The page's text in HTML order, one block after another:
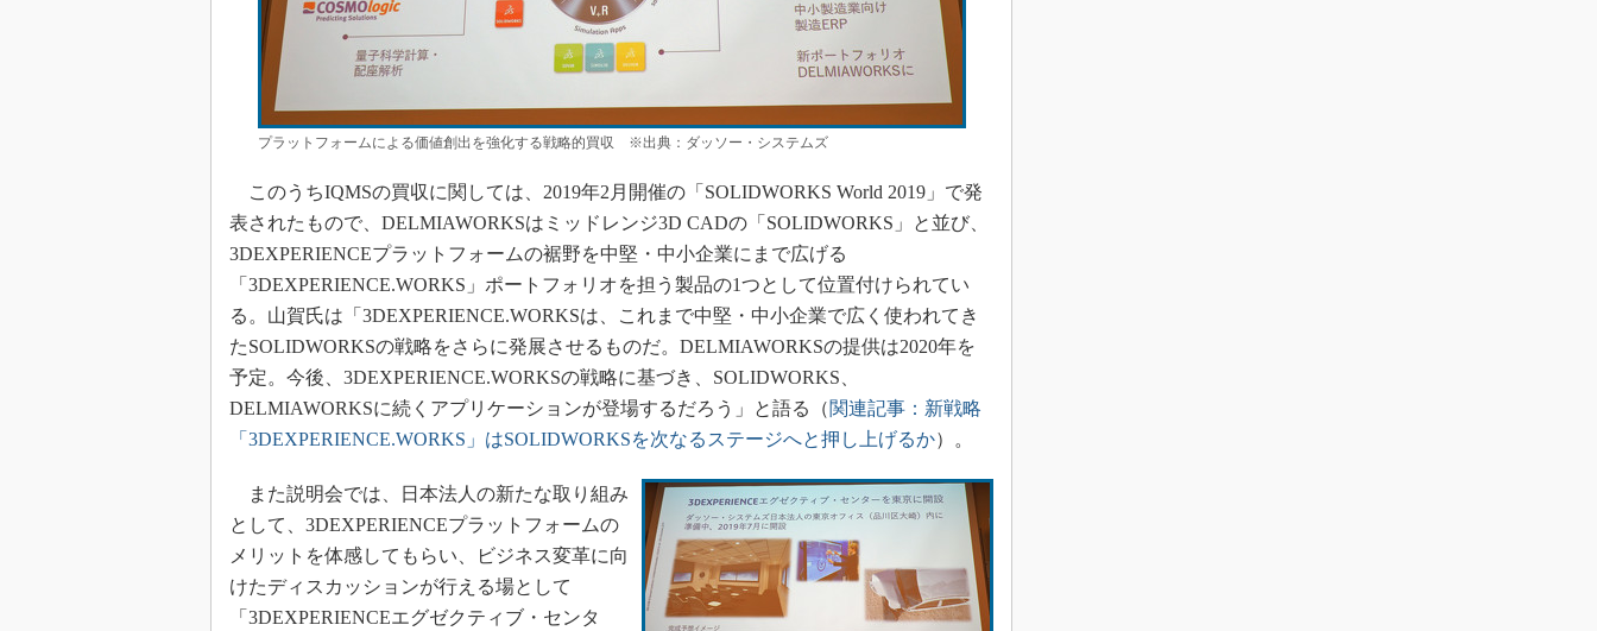
プラットフォームによる価値創出を強化する戦略的買収 ※出典：ダッソー・システムズ
このうちIQMSの買収に関しては、2019年2月開催の「SOLIDWORKS World 2019」で発
表されたもので、DELMIAWORKSはミッドレンジ3D CADの「SOLIDWORKS」と並び、
3DEXPERIENCEプラットフォームの裾野を中堅・中小企業にまで広げる
「3DEXPERIENCE.WORKS」ポートフォリオを担う製品の1つとして位置付けられてい
る。山賀氏は「3DEXPERIENCE.WORKSは、これまで中堅・中小企業で広く使われてき
たSOLIDWORKSの戦略をさらに発展させるものだ。DELMIAWORKSの提供は2020年を
予定。今後、3DEXPERIENCE.WORKSの戦略に基づき、SOLIDWORKS、
DELMIAWORKSに続くアプリケーションが登場するだろう」と語る（関連記事：新戦略
「3DEXPERIENCE.WORKS」はSOLIDWORKSを次なるステージへと押し上げるか）。
また説明会では、日本法人の新たな取り組み
として、3DEXPERIENCEプラットフォームの
メリットを体感してもらい、ビジネス変革に向
けたディスカッションが行える場として
「3DEXPERIENCEエグゼクティブ・センタ